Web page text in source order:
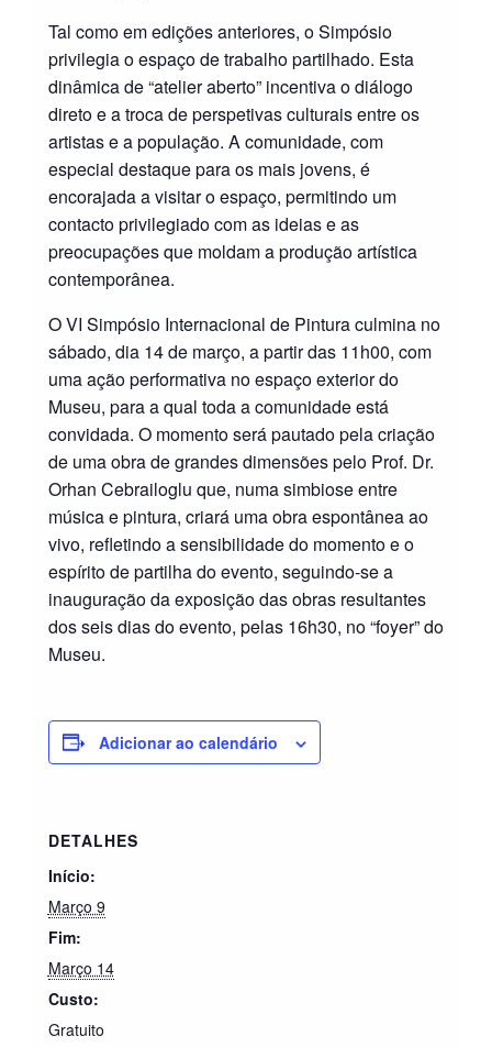
Tal como em edições anteriores, o Simpósio
privilegia o espaço de trabalho partilhado. Esta
dinâmica de “atelier aberto” incentiva o diálogo
direto e a troca de perspetivas culturais entre os
artistas e a população. A comunidade, com
especial destaque para os mais jovens, é
encorajada a visitar o espaço, permitindo um
contacto privilegiado com as ideias e as
preocupações que moldam a produção artística
contemporânea.
O VI Simpósio Internacional de Pintura culmina no
sábado, dia 14 de março, a partir das 11h00, com
uma ação performativa no espaço exterior do
Museu, para a qual toda a comunidade está
convidada. O momento será pautado pela criação
de uma obra de grandes dimensões pelo Prof. Dr.
Orhan Cebrailoglu que, numa simbiose entre
música e pintura, criará uma obra espontânea ao
vivo, refletindo a sensibilidade do momento e o
espírito de partilha do evento, seguindo-se a
inauguração da exposição das obras resultantes
dos seis dias do evento, pelas 16h30, no “foyer” do
Museu.
Adicionar ao calendário
DETALHES
Início:
Março 9
Fim:
Março 14
Custo:
Gratuito